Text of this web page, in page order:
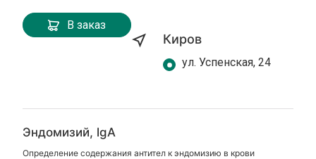
В заказ
Киров
ул. Успенская, 24
Эндомизий, lgA
Определение содержания антител к эндомизию в крови